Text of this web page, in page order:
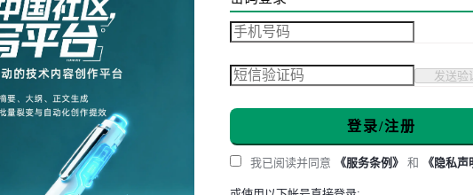
发送验
登录/注册
我已阅读并同意 《服务条例》 和 《隐私声